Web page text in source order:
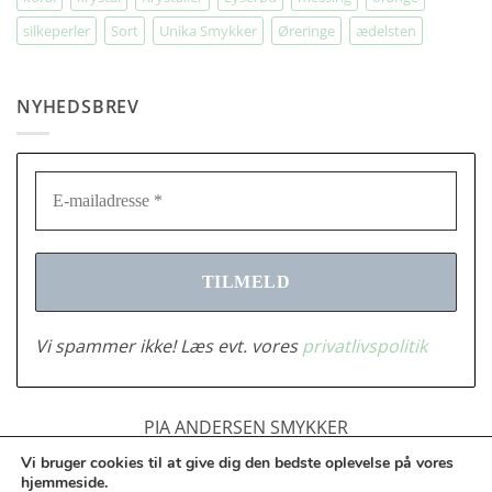
silkeperler
Sort Unika Smykker Øreringe ædelsten
NYHEDSBREV
Vi spammer ikke! Læs evt. voresprivatlivspolitik
PIA ANDERSEN SMYKKER
Tlf.: 2683378 | CVR: 28916701 |
Vi bruger cookies til at give dig den bedste oplevelse på vores
hjemmeside.